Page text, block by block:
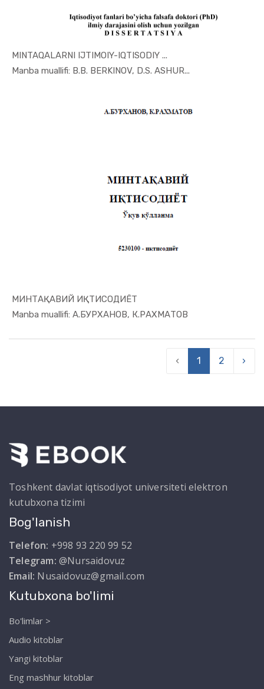
MINTAQALARNI IJTIMOIY-IQTISODIY ...
Manba muallifi: B.B. BERKINOV, D.S. ASHUR...
In Mintaqa...
МИНТАҚАВИЙ ИҚТИСОДИЁТ
Manba muallifi: А.БУРХАНОВ, К.РАХМАТОВ
In Mintaqa...
‹ 1 2 ›
Toshkent davlat iqtisodiyot universiteti elektron
kutubxona tizimi
Bog'lanish
Telefon: +998 93 220 99 52
Telegram: @Nursaidovuz
Email: Nusaidovuz@gmail.com
Kutubxona bo'limi
Bo'limlar >
Audio kitoblar
Yangi kitoblar
Eng mashhur kitoblar